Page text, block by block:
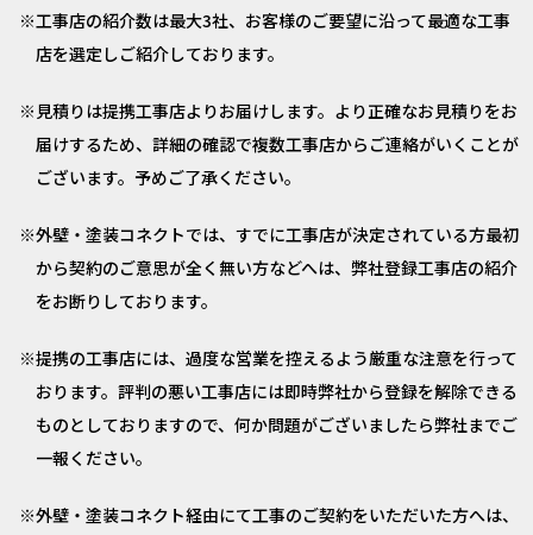
工事店の紹介数は最大3社、お客様のご要望に沿って最適な工事
店を選定しご紹介しております。
見積りは提携工事店よりお届けします。より正確なお見積りをお
届けするため、詳細の確認で複数工事店からご連絡がいくことが
ございます。予めご了承ください。
外壁・塗装コネクトでは、すでに工事店が決定されている方最初
から契約のご意思が全く無い方などへは、弊社登録工事店の紹介
をお断りしております。
提携の工事店には、過度な営業を控えるよう厳重な注意を行って
おります。評判の悪い工事店には即時弊社から登録を解除できる
ものとしておりますので、何か問題がございましたら弊社までご
一報ください。
外壁・塗装コネクト経由にて工事のご契約をいただいた方へは、